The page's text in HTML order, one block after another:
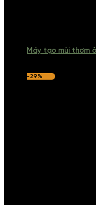
Máy tạo mùi thơm
-29%